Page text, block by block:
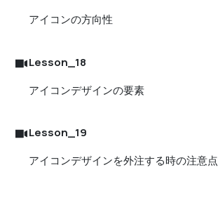
アイコンの方向性
Lesson_18
アイコンデザインの要素
Lesson_19
アイコンデザインを外注する時の注意点